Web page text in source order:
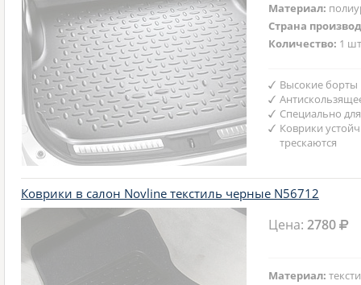
Материал:
Страна
Количество: 1
Высокие борты
Специально
Коврики
трескаются
Коврики в салон Novline текстиль черные N56712
Цена:2780
Материал: